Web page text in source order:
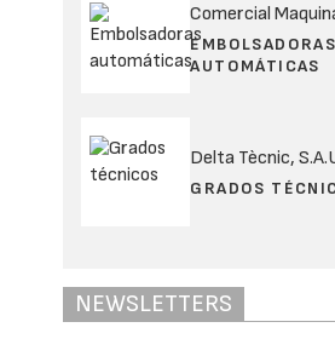
Comercial
EMBOLSADORAS
AUTOMÁTICAS
Delta Tècnic,
GRADOS
NEWSLETTERS